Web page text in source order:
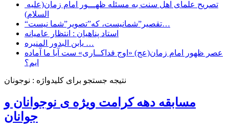
السلام)
“تقصیر”شمانیست، که”تصویر”شما نیست…
استاد پناهیان : انتظار عامیانه
یابن البدور المنیره …
عصر ظهور امام زمان(عج) «اوج فداکــاری» ست آيا ما آماده
ايم؟
نتیجه جستجو برای کلیدواژه : نوجونان
مسابقه دهه کرامت ویژه ی نوجوانان و
جوانان